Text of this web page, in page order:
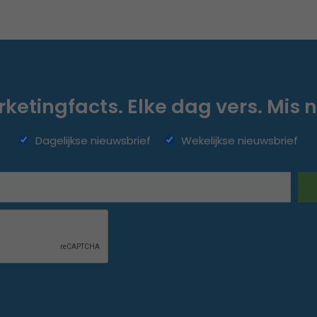
Elke dag vers. Mis
Dagelijkse nieuwsbrief Wekelijkse nieuwsbrief